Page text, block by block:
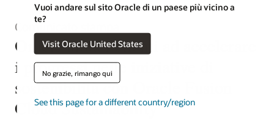
Vuoi andare sul sito Oracle di un paese più vicino a
te?
Visit Oracle United States
No grazie, rimango qui
See this page for a different country/region
Comunicato stampa
Oracle aiuta i clienti ad accelerare
i progressi nelle iniziative di
sostenibilità con Oracle Fusion
Cloud Sustainability